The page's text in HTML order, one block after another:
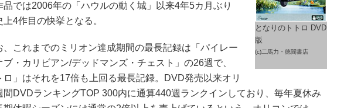
となりのトトロ DVD
版
(c)二馬力・徳間書店
品では2006年の「ハウルの動く城」以来4年5カ月ぶり
上4作目の快挙となる。
これまでのミリオン達成期間の最長記録は「パイレー
ブ・カリビアン/デッドマンズ・チェスト」の26週で、
ロ」はそれを17倍も上回る最長記録。DVD発売以来オリ
間DVDランキングTOP 300内に通算440週ランクインしており、毎年夏休み